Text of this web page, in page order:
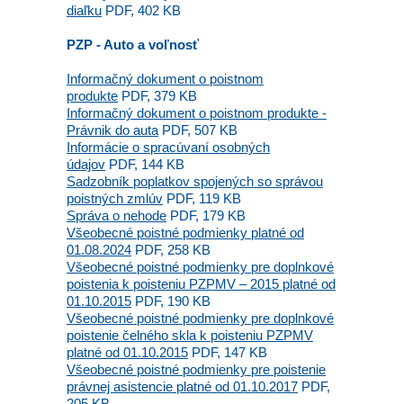
diaľku PDF, 402 KB
PZP - Auto a voľnosť
Informačný dokument o poistnom
produkte PDF, 379 KB
Informačný dokument o poistnom produkte -
Právnik do auta PDF, 507 KB
Informácie o spracúvaní osobných
údajov PDF, 144 KB
Sadzobník poplatkov spojených so správou
poistných zmlúv PDF, 119 KB
Správa o nehode PDF, 179 KB
Všeobecné poistné podmienky platné od
01.08.2024 PDF, 258 KB
Všeobecné poistné podmienky pre doplnkové
poistenia k poisteniu PZPMV – 2015 platné od
01.10.2015 PDF, 190 KB
Všeobecné poistné podmienky pre doplnkové
poistenie čelného skla k poisteniu PZPMV
platné od 01.10.2015 PDF, 147 KB
Všeobecné poistné podmienky pre poistenie
právnej asistencie platné od 01.10.2017 PDF,